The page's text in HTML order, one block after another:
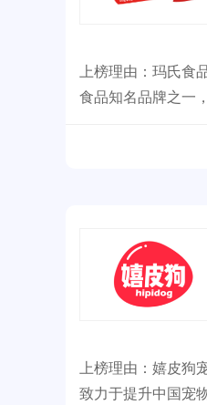
上榜理由：玛氏
食品知名品牌之一
上榜理由：嬉皮狗
致力于提升中国宠